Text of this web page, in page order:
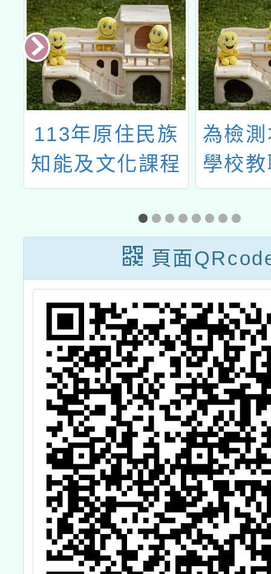
113年原住民族
知能及文化課程
暨沉浸式族語教
學教師增能工作
坊-賽德克族場次
為檢
學校
意識
本局
社交
頁面